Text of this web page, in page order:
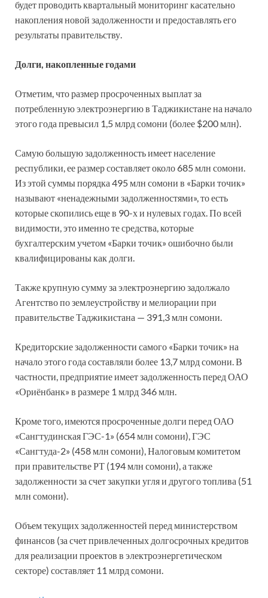
будет проводить квартальный мониторинг касательно
накопления новой задолженности и предоставлять его
результаты правительству.
Долги, накопленные годами
Отметим, что размер просроченных выплат за
потребленную электроэнергию в Таджикистане на начало
этого года превысил 1,5 млрд сомони (более $200 млн).
Самую большую задолженность имеет население
республики, ее размер составляет около 685 млн сомони.
Из этой суммы порядка 495 млн сомони в «Барки точик»
называют «ненадежными задолженностями», то есть
которые скопились еще в 90-х и нулевых годах. По всей
видимости, это именно те средства, которые
бухгалтерским учетом «Барки точик» ошибочно были
квалифицированы как долги.
Также крупную сумму за электроэнергию задолжало
Агентство по землеустройству и мелиорации при
правительстве Таджикистана — 391,3 млн сомони.
Кредиторские задолженности самого «Барки точик» на
начало этого года составляли более 13,7 млрд сомони. В
частности, предприятие имеет задолженность перед ОАО
«Ориёнбанк» в размере 1 млрд 346 млн.
Кроме того, имеются просроченные долги перед ОАО
«Сангтудинская ГЭС-1» (654 млн сомони), ГЭС
«Сангтуда-2» (458 млн сомони), Налоговым комитетом
при правительстве РТ (194 млн сомони), а также
задолженности за счет закупки угля и другого топлива (51
млн сомони).
Объем текущих задолженностей перед министерством
финансов (за счет привлеченных долгосрочных кредитов
для реализации проектов в электроэнергетическом
секторе) составляет 11 млрд сомони.